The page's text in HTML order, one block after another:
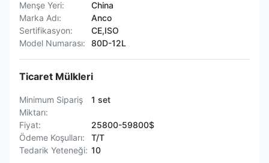
Menşe Yeri:
China
Marka Adı:
Anco
Sertifikasyon:
CE,ISO
Model Numarası:
80D-12L
Ticaret Mülkleri
Minimum Sipariş
Miktarı:
1 set
Fiyat:
25800-59800$
Ödeme Koşulları:
T/T
Tedarik Yeteneği: 10